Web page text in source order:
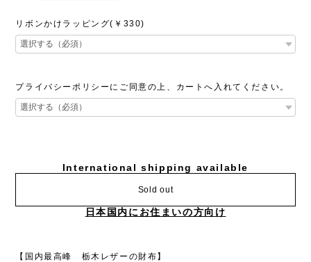
リボンかけラッピング(￥330)
プライバシーポリシーにご同意の上、カートへ入れてください。
International shipping available
Sold out
日本国内にお住まいの方向け
【国内最高峰 栃木レザーの財布】